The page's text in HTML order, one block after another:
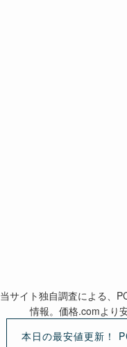
当サイト独自調査による、
情報。価格.comより
本日の最安値更新！